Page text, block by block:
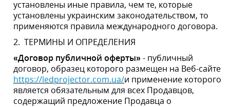
2. ТЕРМИНЫ И ОПРЕДЕЛЕНИЯ
«Договор публичной оферты»- публичный договор,
образец которого размещен на Веб-сайте
https://ledprojector.com.ua/и применение которого
является обязательным для всех Продавцов,
содержащий предложение Продавца о приобретении
Товара, изображение которого размещено на Веб-
сайтеhttps://ledprojector.com.ua/, направленное
неопределенному кругу лиц, в том числе Покупателям.